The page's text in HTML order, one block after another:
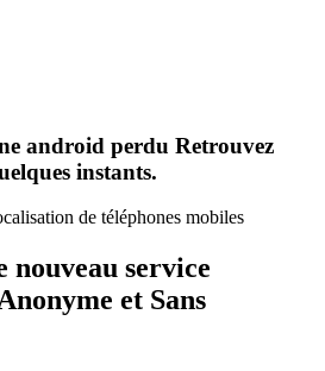
android perdu Retrouvez
instants.
de téléphones mobiles
service
et Sans